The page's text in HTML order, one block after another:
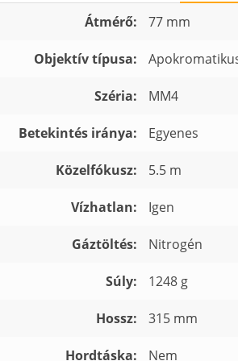
Átmérő: 77 mm
Objektív típusa:
Széria: MM4
Betekintés iránya: Egyenes
Közelfókusz: 5.5 m
Vízhatlan: Igen
Gáztöltés: Nitrogén
Súly: 1248 g
Hossz: 315 mm
Hordtáska: Nem